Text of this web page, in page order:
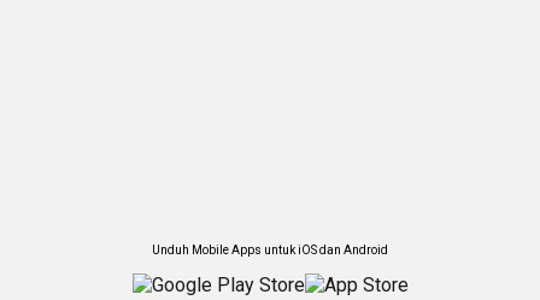
Unduh Mobile Apps untuk iOS dan Android